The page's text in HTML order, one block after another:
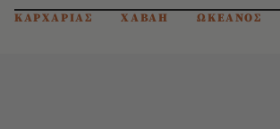
ΚΑΡΧΑΡΙΑΣ ΧΑΒΑΗ ΩΚΕΑΝΟΣ